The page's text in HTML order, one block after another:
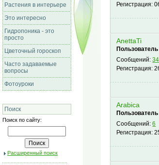
Растения в интерьере
Это интересно
Гидропоника - это
просто
Цветочный гороскоп
Часто задаваемые
вопросы
Фотоуроки
Поиск
Поиск по сайту:
Расширенный поиск
Регистрация:
AnettaTi
Пользователь
Сообщений:34
Регистрация:
Arabiсa
Пользователь
Сообщений:6
Регистрация: